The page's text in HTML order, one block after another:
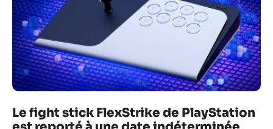
Le fight stick FlexStrike de PlayStation